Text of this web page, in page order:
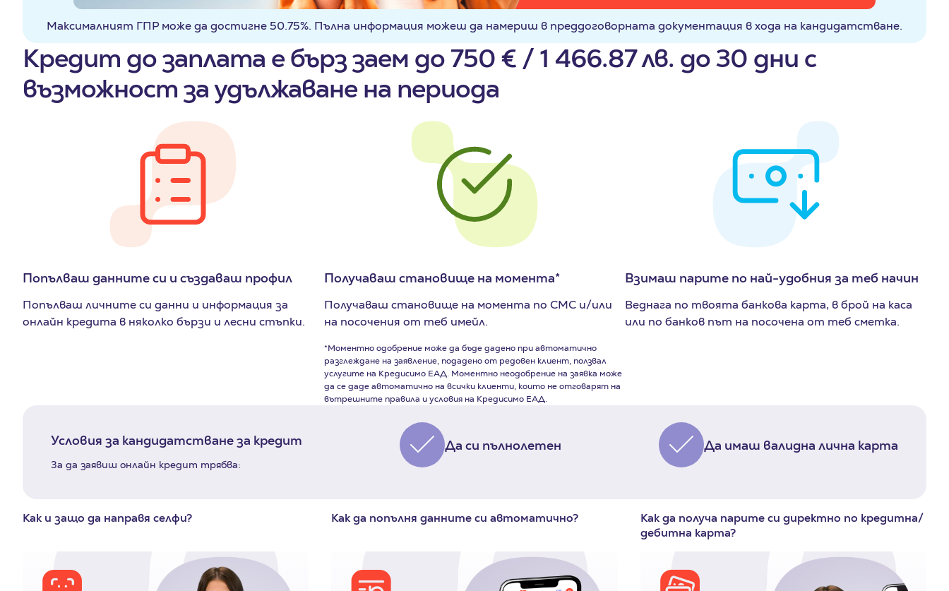
Максималният ГПР може да достигне50.75%. Пълна информация можеш да намериш в преддоговорната документация в хода на кандидатстване.
Кредит до заплата е бърз заем до 750 € / 1 466.87 лв. до 30 дни с
възможност за удължаване на периода
Попълваш данните си и създаваш профил
Попълваш личните си данни и информация за
онлайн кредита в няколко бързи и лесни стъпки.
Получаваш становище на момента*
Получаваш становище на момента по СМС и/или
на посочения от теб имейл.
*Моментно одобрение може да бъде дадено при автоматично
разглеждане на заявление, подадено от редовен клиент, ползвал
услугите на Кредисимо ЕАД. Моментно неодобрение на заявка може
да се даде автоматично на всички клиенти, които не отговарят на
вътрешните правила и условия на Кредисимо ЕАД.
Взимаш парите по най-удобния за теб начин
Веднага по твоята банкова карта, в брой на каса
или по банков път на посочена от теб сметка.
Условия за кандидатстване за кредит
За да заявиш онлайн кредит трябва:
Да си пълнолетен Да имаш валидна лична карта
Как и защо да направя селфи? Как да попълня данните си автоматично?
Как да получа парите си директно по кредитна/
дебитна карта?